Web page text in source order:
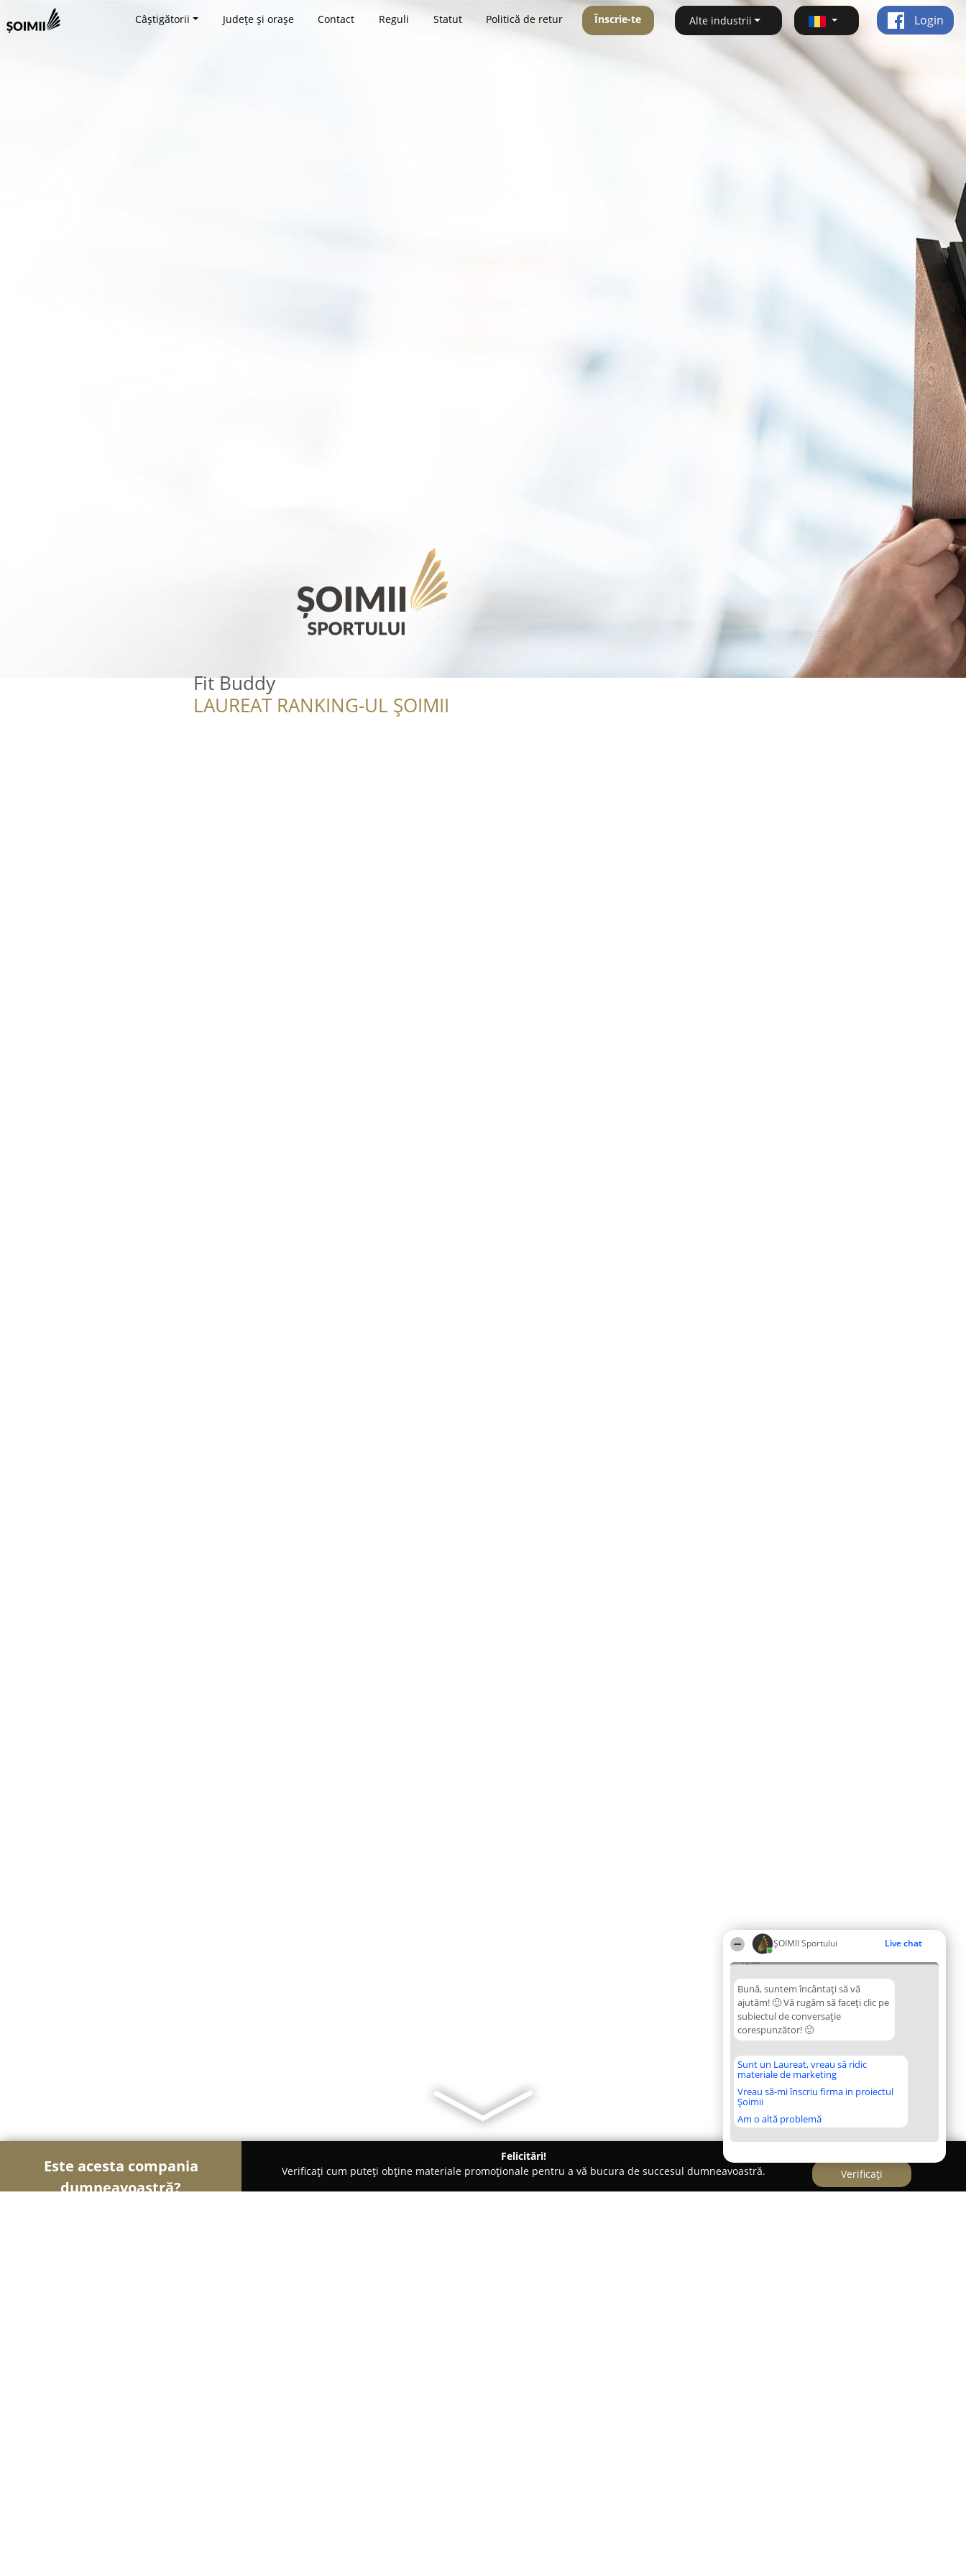
ȘOIMII Sportului Live chat
12:48
Bună, suntem încântați să vă
ajutăm! 🙂 Vă rugăm să faceți clic pe
subiectul de conversație
corespunzător! 🙂
Sunt un Laureat, vreau să ridic
materiale de marketing
Vreau să-mi înscriu firma in proiectul
Șoimii
Am o altă problemă
Câștigătorii Județe și orașe Contact Reguli Statut Politică de retur Înscrie-te Alte industrii Login
Fit Buddy
LAUREAT RANKING-UL ȘOIMII
Este acesta compania
dumneavoastră?
Felicitări!
Verificați cum puteți obține materiale promoționale pentru a vă bucura de succesul dumneavoastră.
Verificați